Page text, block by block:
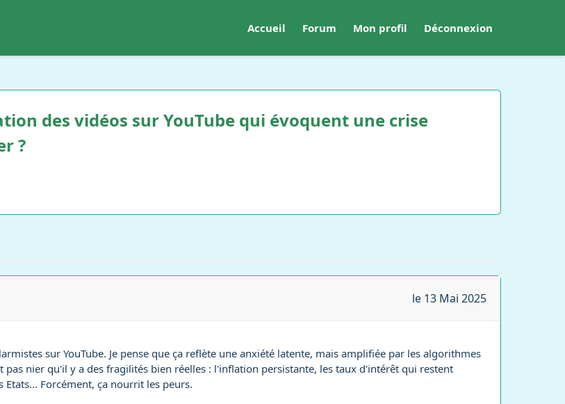
Accueil Forum Mon profil Déconnexion
des vidéos sur YouTube qui évoquent une crise
?
le 13 Mai 2025
sur YouTube. Je pense que ça reflète une anxiété latente, mais amplifiée par les algorithmes
nier qu'il y a des fragilités bien réelles : l'inflation persistante, les taux d'intérêt qui restent
Forcément, ça nourrit les peurs.